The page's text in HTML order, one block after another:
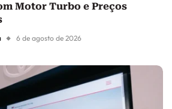
Motor Turbo e Preços
6 de agosto de 2026